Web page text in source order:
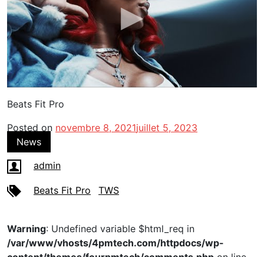
Beats Fit Pro
Posted on novembre 8, 2021juillet 5, 2023
News
admin
Beats Fit Pro TWS
Warning: Undefined variable $html_req in
/var/www/vhosts/4pmtech.com/httpdocs/wp-